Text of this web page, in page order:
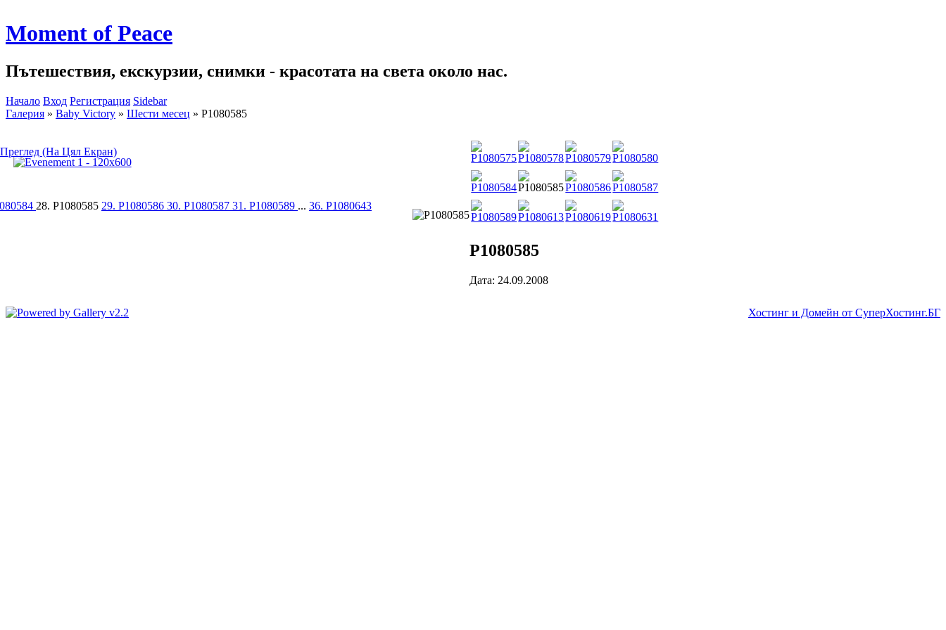
Moment of Peace
Пътешествия, екскурзии, снимки - красотата на света около нас.
Начало Вход Регистрация Sidebar
Галерия » Baby Victory » Шести месец » P1080585
P1080585
Дата: 24.09.2008
Преглед (На Цял Екран)
28. P1080585 29. P1080586 30. P1080587 31. P1080589 ... 36. P1080643
Хостинг и Домейн от СуперХостинг.БГ